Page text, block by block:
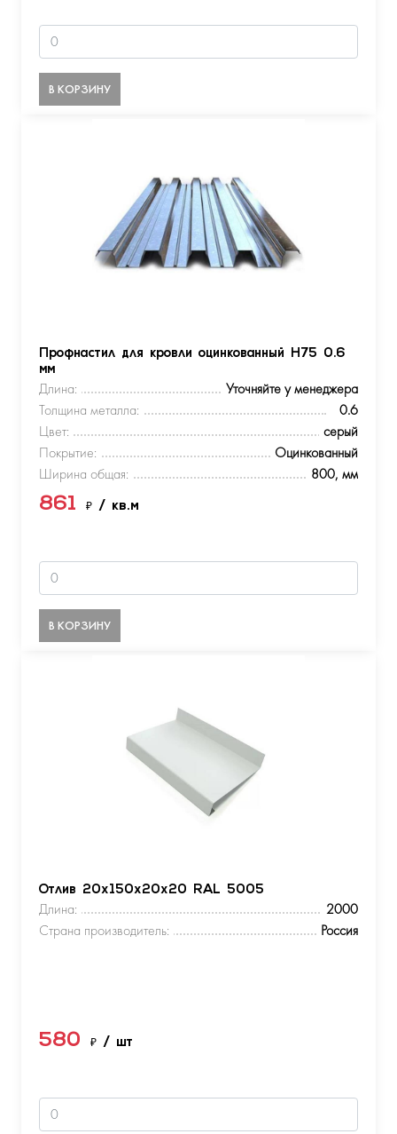
В КОРЗИНУ
Профнастил для кровли оцинкованный Н75 0.6
мм
Длина:
Уточняйте у менеджера
Толщина металла:
0.6
Цвет:
серый
Покрытие:
Оцинкованный
Ширина общая:
800, мм
861 ₽ / кв.м
В КОРЗИНУ
Отлив 20х150х20х20 RAL 5005
Длина:
2000
Страна производитель:
Россия
580 ₽ / шт